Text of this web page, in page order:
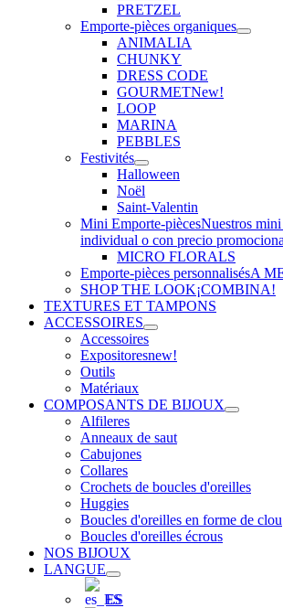
PRETZEL
Emporte-pièces organiques
ANIMALIA
CHUNKY
DRESS CODE
GOURMETNew!
LOOP
MARINA
PEBBLES
Festivités
Halloween
Noël
Saint-Valentin
Mini Emporte-piècesNuestros
individual o con precio
MICRO FLORALS
Emporte-pièces personnalisésA
SHOP THE LOOK¡COMBINA!
TEXTURES ET TAMPONS
ACCESSOIRES
Accessoires
Expositoresnew!
Outils
Matériaux
COMPOSANTS DE BIJOUX
Alfileres
Anneaux de saut
Cabujones
Collares
Crochets de boucles d'oreilles
Huggies
Boucles d'oreilles en forme de clou
Boucles d'oreilles écrous
NOS BIJOUX
LANGUE
ES